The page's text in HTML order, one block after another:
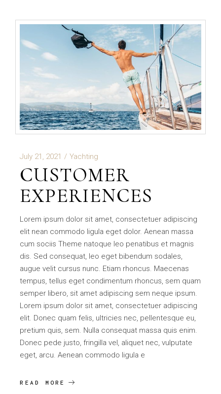
July 21, 2021 Yachting
CUSTOMER
EXPERIENCES
Lorem ipsum dolor sit amet, consectetuer adipiscing
elit nean commodo ligula eget dolor. Aenean massa
cum sociis Theme natoque leo penatibus et magnis
dis. Sed consequat, leo eget bibendum sodales,
augue velit cursus nunc. Etiam rhoncus. Maecenas
tempus, tellus eget condimentum rhoncus, sem quam
semper libero, sit amet adipiscing sem neque ipsum.
Lorem ipsum dolor sit amet, consectetuer adipiscing
elit. Donec quam felis, ultricies nec, pellentesque eu,
pretium quis, sem. Nulla consequat massa quis enim.
Donec pede justo, fringilla vel, aliquet nec, vulputate
eget, arcu. Aenean commodo ligula e
READ MORE